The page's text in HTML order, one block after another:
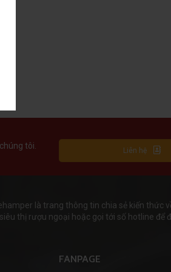
tôi. Liên hệ
là trang thông tin chia sẻ kiến thức
thị rượu ngoại hoặc gọi tới số hotline để
FANPAGE